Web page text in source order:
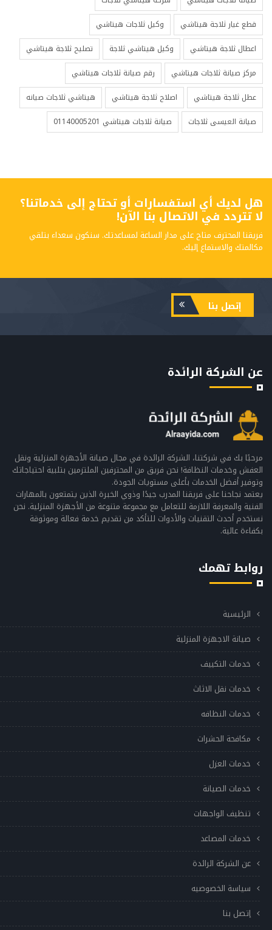
قطع غيار ثلاجة هيتاشي
وكيل ثلاجات هيتاشي
اعطال ثلاجة هيتاشي
وكيل هيتاشي ثلاجة
تصليح ثلاجة هيتاشي
مركز صيانة ثلاجات هيتاشي
رقم صيانة ثلاجات هيتاشي
عطل ثلاجة هيتاشي
اصلاح ثلاجة هيتاشي
هيتاشي ثلاجات صيانه
صيانة العيسى ثلاجات
صيانة ثلاجات هيتاشي 01140005201
هل لديك أي استفسارات أو تحتاج إلى خدماتنا؟
لا تتردد في الاتصال بنا الآن!
فريقنا المحترف متاح على مدار الساعة لمساعدتك. سنكون سعداء بتلقي
مكالمتك والاستماع إليك.
إتصل بنا
عن الشركة الرائدة
مرحبًا بك في شركتنا، الشركة الرائدة في مجال صيانة الأجهزة المنزلية ونقل
العفش وخدمات النظافة! نحن فريق من المحترفين الملتزمين بتلبية احتياجاتك
وتوفير أفضل الخدمات بأعلى مستويات الجودة.
يعتمد نجاحنا على فريقنا المدرب جيدًا وذوي الخبرة الذين يتمتعون بالمهارات
الفنية والمعرفة اللازمة للتعامل مع مجموعة متنوعة من الأجهزة المنزلية. نحن
نستخدم أحدث التقنيات والأدوات للتأكد من تقديم خدمة فعالة وموثوقة
بكفاءة عالية.
روابط تهمك
الرئيسية
صيانة الاجهزة المنزلية
خدمات التكييف
خدمات نقل الاثاث
خدمات النظافه
مكافحة الحشرات
خدمات العزل
خدمات الصيانة
تنظيف الواجهات
خدمات المصاعد
عن الشركة الرائدة
سياسة الخصوصيه
إتصل بنا